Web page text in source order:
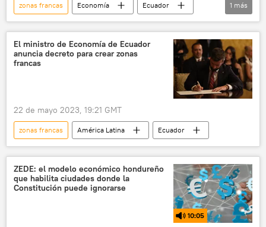
zonas francas Economía
Ecuador
Guillermo Lasso
1 más
El ministro de Economía de Ecuador
anuncia decreto para crear zonas
francas
22 de mayo 2023, 19:21 GMT
zonas francas América Latina Ecuador
ZEDE: el modelo económico hondureño
que habilita ciudades donde la
Constitución puede ignorarse
10:05